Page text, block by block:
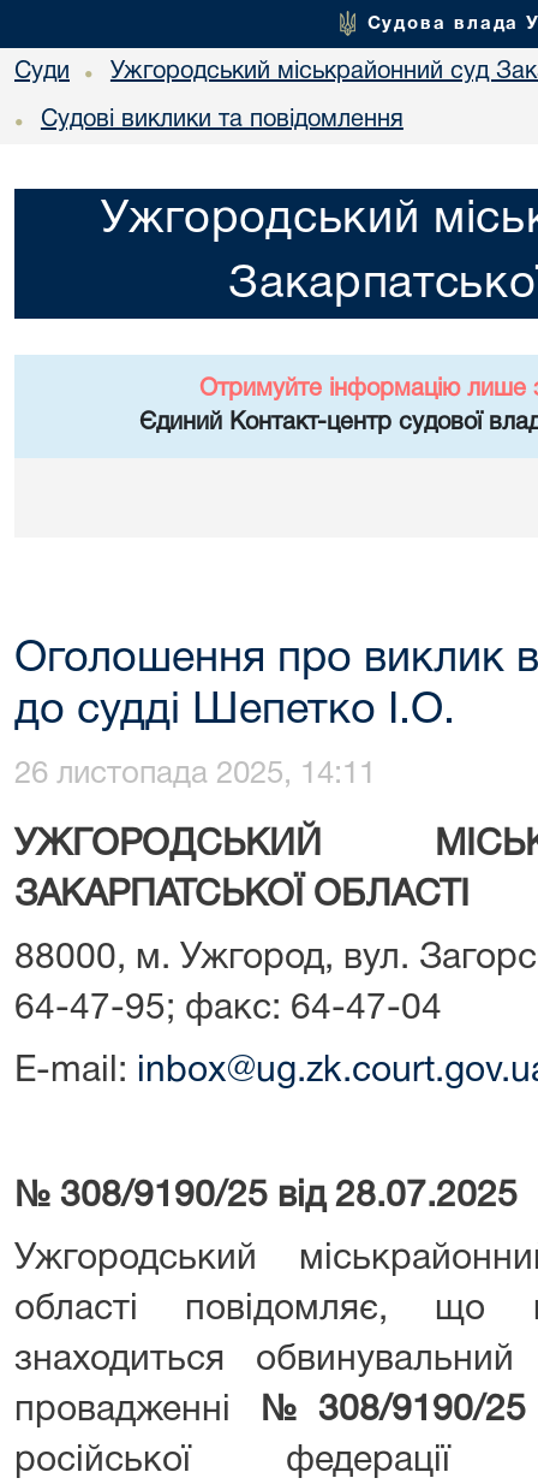
Судова влада
Суди • Ужгородський міськрайонний суд
• Судові виклики та повідомлення
Ужгородський
Отримуйте інформацію лише
Єдиний Контакт-центр судової
Оголошення про виклик в
до судді Шепетко І.О.
26 листопада 2025, 14:11
УЖГОРОДСЬКИЙ
ЗАКАРПАТСЬКОЇ ОБЛАСТІ
88000, м. Ужгород, вул.
64-47-95; факс: 64-47-04
E-mail:
№ 308/9190/25 від 28.07.2025
Ужгородський
області повідомляє, що
знаходиться
провадженні
№308/9190/25
російської федерації